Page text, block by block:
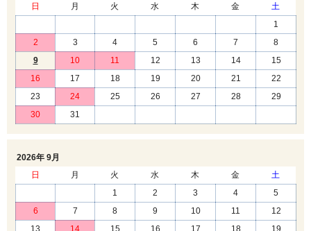
日
月 火 水 木 金
土
1
2
3 4 5 6 7
8
9
10 11 12 13 14
15
16
17 18 19 20 21
22
23
24 25 26 27 28
29
30
31
2026年 9月
日
月 火 水 木 金
土
1
2 3 4
5
6
7 8 9 10 11
12
13
14 15 16 17 18
19